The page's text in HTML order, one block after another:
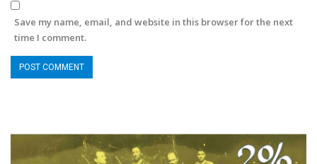
Save my name, email, and website in this browser for the next
time I comment.